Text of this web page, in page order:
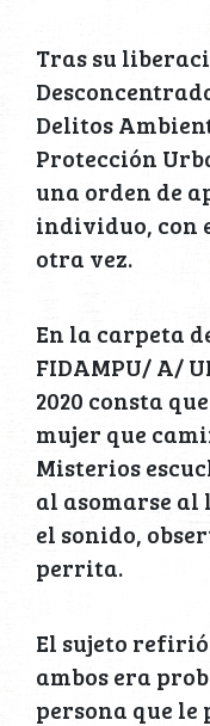
Tras su
Delitos
Protección
una orden de
individuo, con
otra vez.
En la carpeta
FIDAMPU/ A/
2020 consta
mujer que
Misterios
al asomarse al
el sonido,
perrita.
El sujeto
ambos era
persona que le